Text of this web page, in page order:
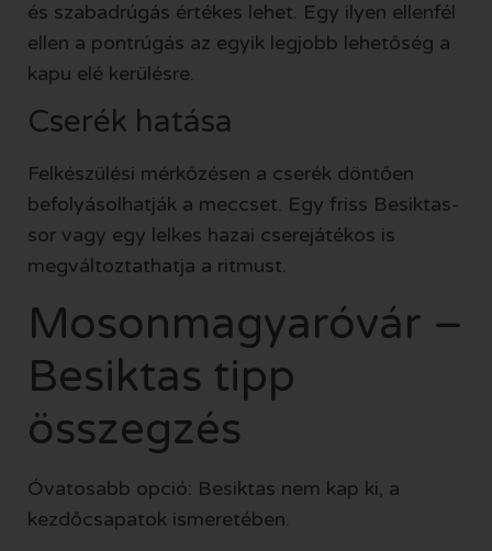
és szabadrúgás értékes lehet. Egy ilyen ellenfél
ellen a pontrúgás az egyik legjobb lehetőség a
kapu elé kerülésre.
Cserék hatása
Felkészülési mérkőzésen a cserék döntően
befolyásolhatják a meccset. Egy friss Besiktas-
sor vagy egy lelkes hazai cserejátékos is
megváltoztathatja a ritmust.
Mosonmagyaróvár –
Besiktas tipp
összegzés
Óvatosabb opció: Besiktas nem kap ki, a
kezdőcsapatok ismeretében.